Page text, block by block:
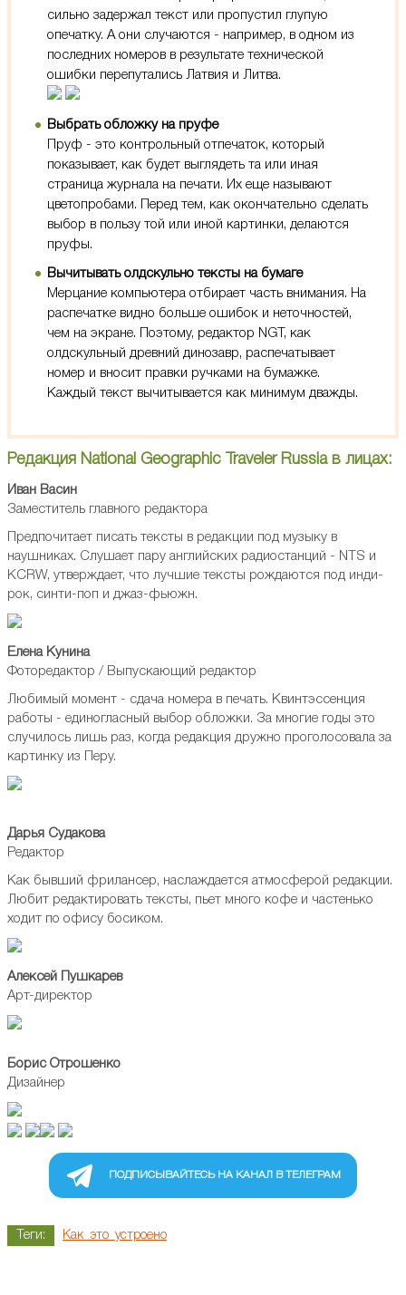
сильно задержал текст или пропустил глупую
опечатку. А они случаются - например, в одном из
последних номеров в результате технической
ошибки перепутались Латвия и Литва.
Выбрать обложку на пруфе
Пруф - это контрольный отпечаток, который
показывает, как будет выглядеть та или иная
страница журнала на печати. Их еще называют
цветопробами. Перед тем, как окончательно сделать
выбор в пользу той или иной картинки, делаются
пруфы.
Вычитывать олдскульно тексты на бумаге
Мерцание компьютера отбирает часть внимания. На
распечатке видно больше ошибок и неточностей,
чем на экране. Поэтому, редактор NGT, как
олдскульный древний динозавр, распечатывает
номер и вносит правки ручками на бумажке.
Каждый текст вычитывается как минимум дважды.
Редакция National Geographic Traveler Russia в лицах:
Иван Васин
Заместитель главного редактора
Предпочитает писать тексты в редакции под музыку в
наушниках. Слушает пару английских радиостанций - NTS и
KCRW, утверждает, что лучшие тексты рождаются под инди-
рок, синти-поп и джаз-фьюжн.
Елена Кунина
Фоторедактор / Выпускающий редактор
Любимый момент - сдача номера в печать. Квинтэссенция
работы - единогласный выбор обложки. За многие годы это
случилось лишь раз, когда редакция дружно проголосовала за
картинку из Перу.
Дарья Судакова
Редактор
Как бывший фрилансер, наслаждается атмосферой редакции.
Любит редактировать тексты, пьет много кофе и частенько
ходит по офису босиком.
Алексей Пушкарев
Арт-директор
Борис Отрошенко
Дизайнер
ПОДПИСЫВАЙТЕСЬ НА КАНАЛ В ТЕЛЕГРАМ
Теги: Как_это_устроено